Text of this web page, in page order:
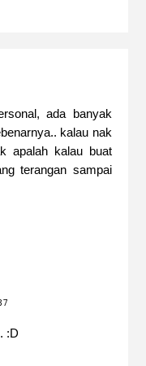
ada banyak
kalau nak
apalah kalau buat
terangan sampai
:D